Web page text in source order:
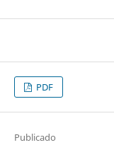
PDF
Publicado